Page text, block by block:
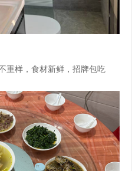
重样，食材新鲜，招牌包吃